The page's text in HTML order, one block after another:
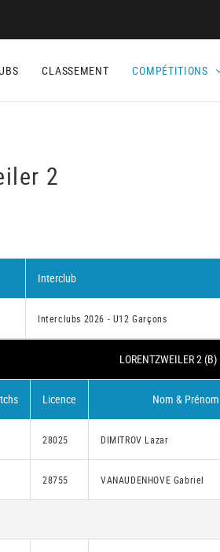
CLASSEMENT COMPÉTITIONS
2
Interclub
Interclubs 2026 - U12 Garçons
LORENTZWEILER 2 (B)
Licence Nom & Prénom
28025 DIMITROV Lazar
28755 VANAUDENHOVE Gabriel